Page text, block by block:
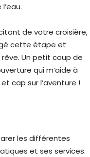
de votre croisière,
cette étape et
Un petit coup de
qui m’aide à
cap sur l’aventure !
les différentes
et ses services.